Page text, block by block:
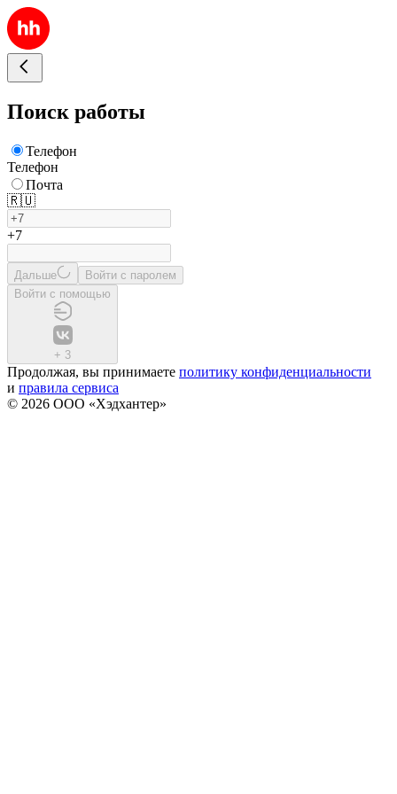
Поиск работы
Телефон
Телефон
Почта
🇷🇺
+7
Дальше
Войти с паролем
Войти с помощью
+ 3
Продолжая, вы принимаете политику конфиденциальности
и правила сервиса
© 2026 ООО «Хэдхантер»